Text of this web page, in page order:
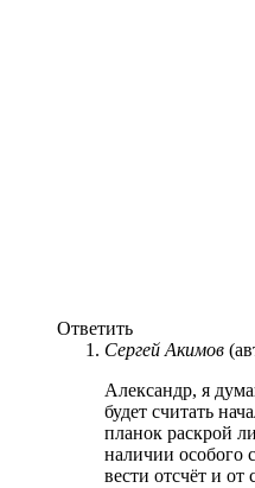
Ответить
Сергей Акимов
Александр, я
будет считать
планок раскрой
наличии особого
вести отсчёт и от